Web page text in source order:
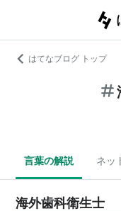
はてなブログ トップ
言葉の解説 ネッ
海外歯科衛生士